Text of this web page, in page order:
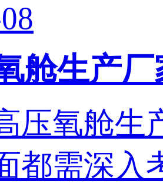
舱生产
压氧舱生
都需深入